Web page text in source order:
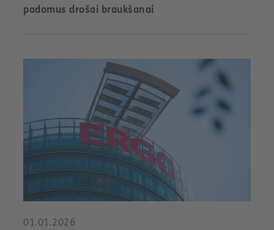
padomus drošai braukšanai
01.01.2026